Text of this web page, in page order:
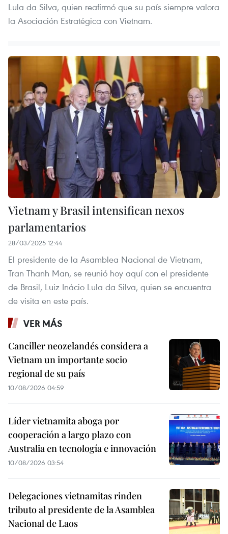
Lula da Silva, quien reafirmó que su país siempre valora
la Asociación Estratégica con Vietnam.
Vietnam y Brasil intensifican nexos
parlamentarios
28/03/2025 12:44
El presidente de la Asamblea Nacional de Vietnam,
Tran Thanh Man, se reunió hoy aquí con el presidente
de Brasil, Luiz Inácio Lula da Silva, quien se encuentra
de visita en este país.
VER MÁS
Canciller neozelandés considera a
Vietnam un importante socio
regional de su país
10/08/2026 04:59
Líder vietnamita aboga por
cooperación a largo plazo con
Australia en tecnología e innovación
10/08/2026 03:54
Delegaciones vietnamitas rinden
tributo al presidente de la Asamblea
Nacional de Laos